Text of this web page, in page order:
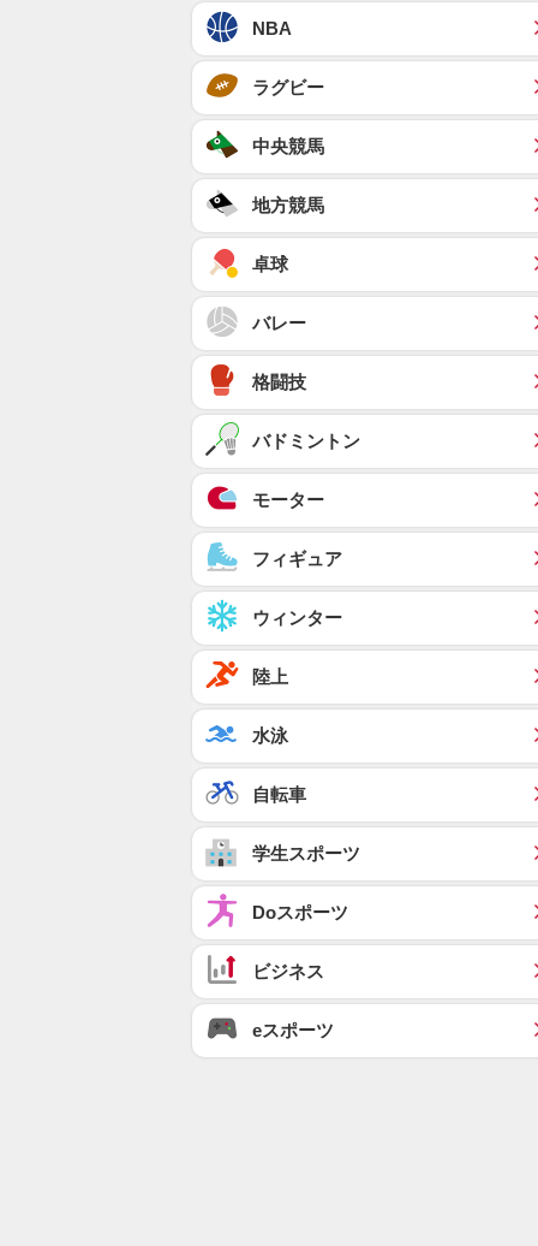
NBA
ラグビー
中央競馬
地方競馬
卓球
バレー
格闘技
バドミントン
モーター
フィギュア
ウィンター
陸上
水泳
自転車
学生スポーツ
Doスポーツ
ビジネス
eスポーツ